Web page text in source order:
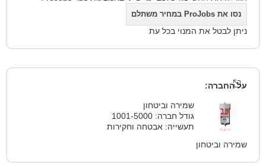
נסו את ProJobs במחיר משתלם
ניתן לבטל את המנוי בכל עת
על החברה:
שמירה וביטחון
גודל חברה: 1001-5000
תעשייה: אבטחה וחקירות
שמירה וביטחון